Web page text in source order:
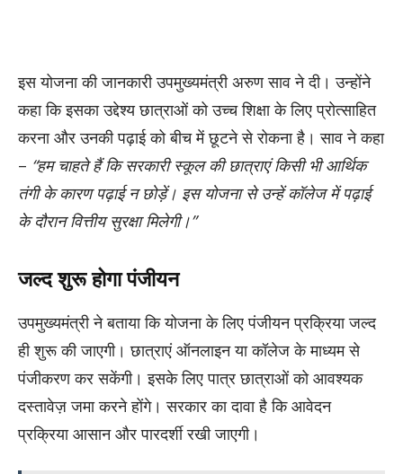
इस योजना की जानकारी उपमुख्यमंत्री अरुण साव ने दी। उन्होंने
कहा कि इसका उद्देश्य छात्राओं को उच्च शिक्षा के लिए प्रोत्साहित
करना और उनकी पढ़ाई को बीच में छूटने से रोकना है। साव ने कहा
– “हम चाहते हैं कि सरकारी स्कूल की छात्राएं किसी भी आर्थिक
तंगी के कारण पढ़ाई न छोड़ें। इस योजना से उन्हें कॉलेज में पढ़ाई
के दौरान वित्तीय सुरक्षा मिलेगी।”
जल्द शुरू होगा पंजीयन
उपमुख्यमंत्री ने बताया कि योजना के लिए पंजीयन प्रक्रिया जल्द
ही शुरू की जाएगी। छात्राएं ऑनलाइन या कॉलेज के माध्यम से
पंजीकरण कर सकेंगी। इसके लिए पात्र छात्राओं को आवश्यक
दस्तावेज़ जमा करने होंगे। सरकार का दावा है कि आवेदन
प्रक्रिया आसान और पारदर्शी रखी जाएगी।